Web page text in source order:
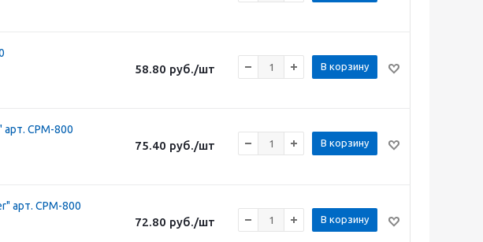
58.80 руб./шт В корзину
CPM-800
75.40 руб./шт В корзину
арт. СРМ-800
72.80 руб./шт В корзину